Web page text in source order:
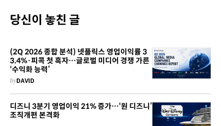
당신이 놓친 글
(2Q 2026 종합 분석) 넷플릭스 영업이익률 3
3.4%·피콕 첫 흑자…글로벌 미디어 경쟁 가른
‘수익화 능력’
byDAVID
디즈니 3분기 영업이익 21% 증가…‘원 디즈니’
조직개편 본격화